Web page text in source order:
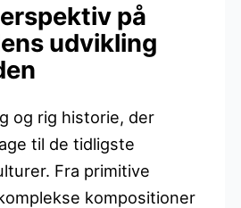
på
udvikling
og rig historie, der
til de tidligste
Fra primitive
kompositioner